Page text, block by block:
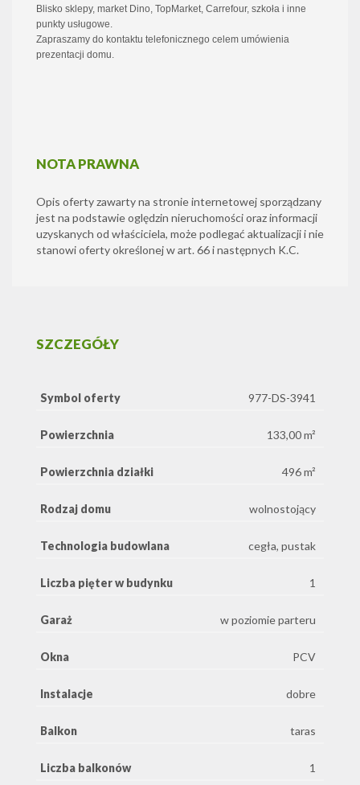
Blisko sklepy, market Dino, TopMarket, Carrefour, szkoła i inne
punkty usługowe.
Zapraszamy do kontaktu telefonicznego celem umówienia
prezentacji domu.
NOTA PRAWNA
Opis oferty zawarty na stronie internetowej sporządzany
jest na podstawie oględzin nieruchomości oraz informacji
uzyskanych od właściciela, może podlegać aktualizacji i nie
stanowi oferty określonej w art. 66 i następnych K.C.
SZCZEGÓŁY
Symbol oferty 977-DS-3941
Powierzchnia 133,00 m²
Powierzchnia działki 496 m²
Rodzaj domu wolnostojący
Technologia budowlana cegła, pustak
Liczba pięter w budynku 1
Garaż w poziomie parteru
Okna PCV
Instalacje dobre
Balkon taras
Liczba balkonów 1